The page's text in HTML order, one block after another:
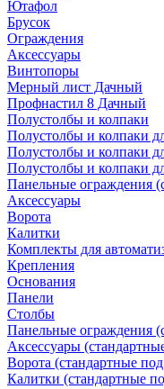
Ютафол
Брусок
Ограждения
Аксессуары
Винтопоры
Мерный лист Дачный
Профнастил 8 Дачный
Полустолбы и колпаки
Полустолбы и колпаки
Полустолбы и колпаки
Полустолбы и колпаки
Панельные ограждения
Аксессуары
Ворота
Калитки
Комплекты для
Крепления
Основания
Панели
Столбы
Панельные ограждения
Аксессуары
Ворота (стандартные под
Калитки (стандартные